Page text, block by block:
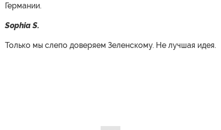
Германии.
Sophia S.
Только мы слепо доверяем Зеленскому. Не лучшая идея.